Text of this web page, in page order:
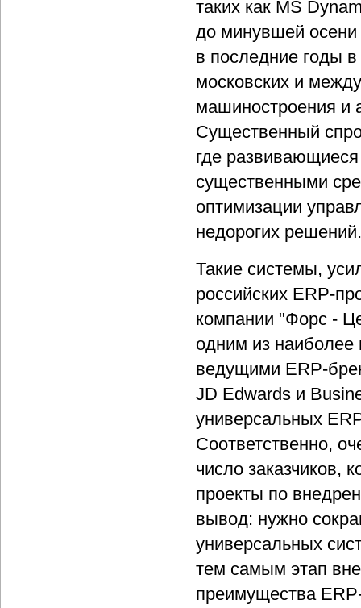
таких как MS
до минувшей осени
в последние годы
московских и
машиностроения и
Существенный
где
существенными
оптимизации
недорогих решений.
Такие системы,
российских ERP-
компании "Форс -
одним из
ведущими ERP-
JD Edwards и
универсальных
Соответственно,
число заказчиков,
проекты по
вывод: нужно
универсальных
тем самым этап
преимущества